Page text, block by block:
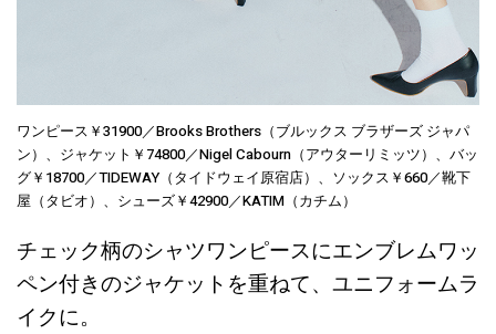
ワンピース￥31900／Brooks Brothers（ブルックス ブラザーズ ジャパ
ン）、ジャケット￥74800／Nigel Cabourn（アウターリミッツ）、バッ
グ￥18700／TIDEWAY（タイドウェイ原宿店）、ソックス￥660／靴下
屋（タビオ）、シューズ￥42900／KATIM（カチム）
チェック柄のシャツワンピースにエンブレムワッ
ペン付きのジャケットを重ねて、ユニフォームラ
イクに。